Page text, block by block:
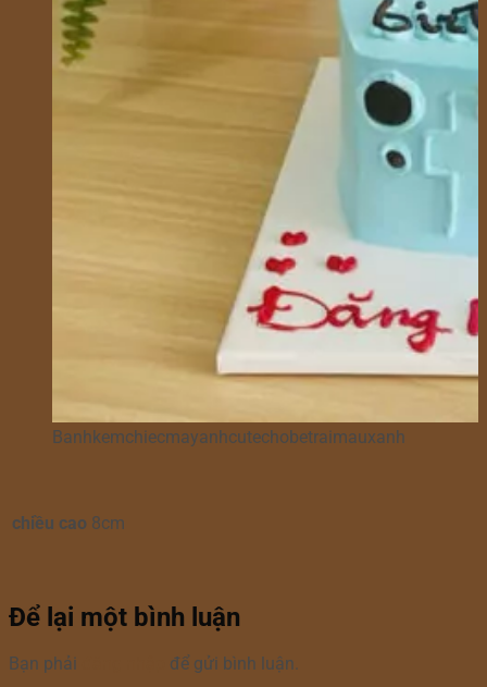
Banhkemchiecmayanhcutechobetraimauxanh
chiều cao 8cm
Để lại một bình luận
Bạn phải để gửi bình luận.